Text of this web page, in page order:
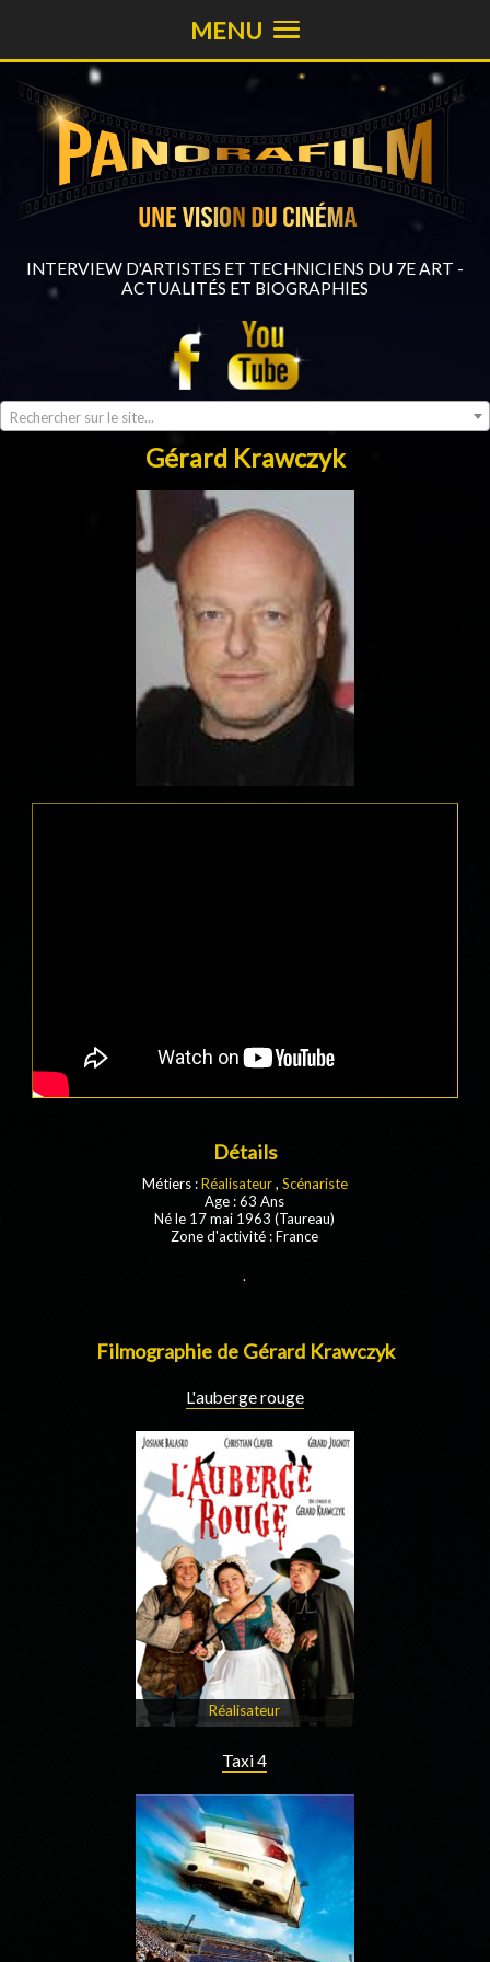
INTERVIEW D'ARTISTES ET TECHNICIENS DU 7E ART -
ACTUALITÉS ET BIOGRAPHIES
Rechercher sur le site...
MENU
Gérard Krawczyk
Détails
Métiers :Réalisateur, Scénariste
Age : 63 Ans
Né le 17 mai 1963 (Taureau)
Zone d'activité : France
.
Filmographie de Gérard Krawczyk
L'auberge rouge
Réalisateur
Taxi 4